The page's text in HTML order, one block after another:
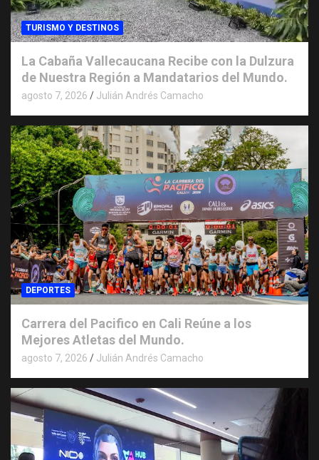
TURISMO Y DESTINOS
La Cabaña Vallecaucana Recibe con la Dulzura
de Nuestra Región a Mandatarios del Mundo.
agosto 7, 2026 Julián Andrés Camacho
DEPORTES
Carrera del Pacifico en Cali Reúne a los
Mejores Atletas del Mundo.
agosto 7, 2026 Julián Andrés Camacho